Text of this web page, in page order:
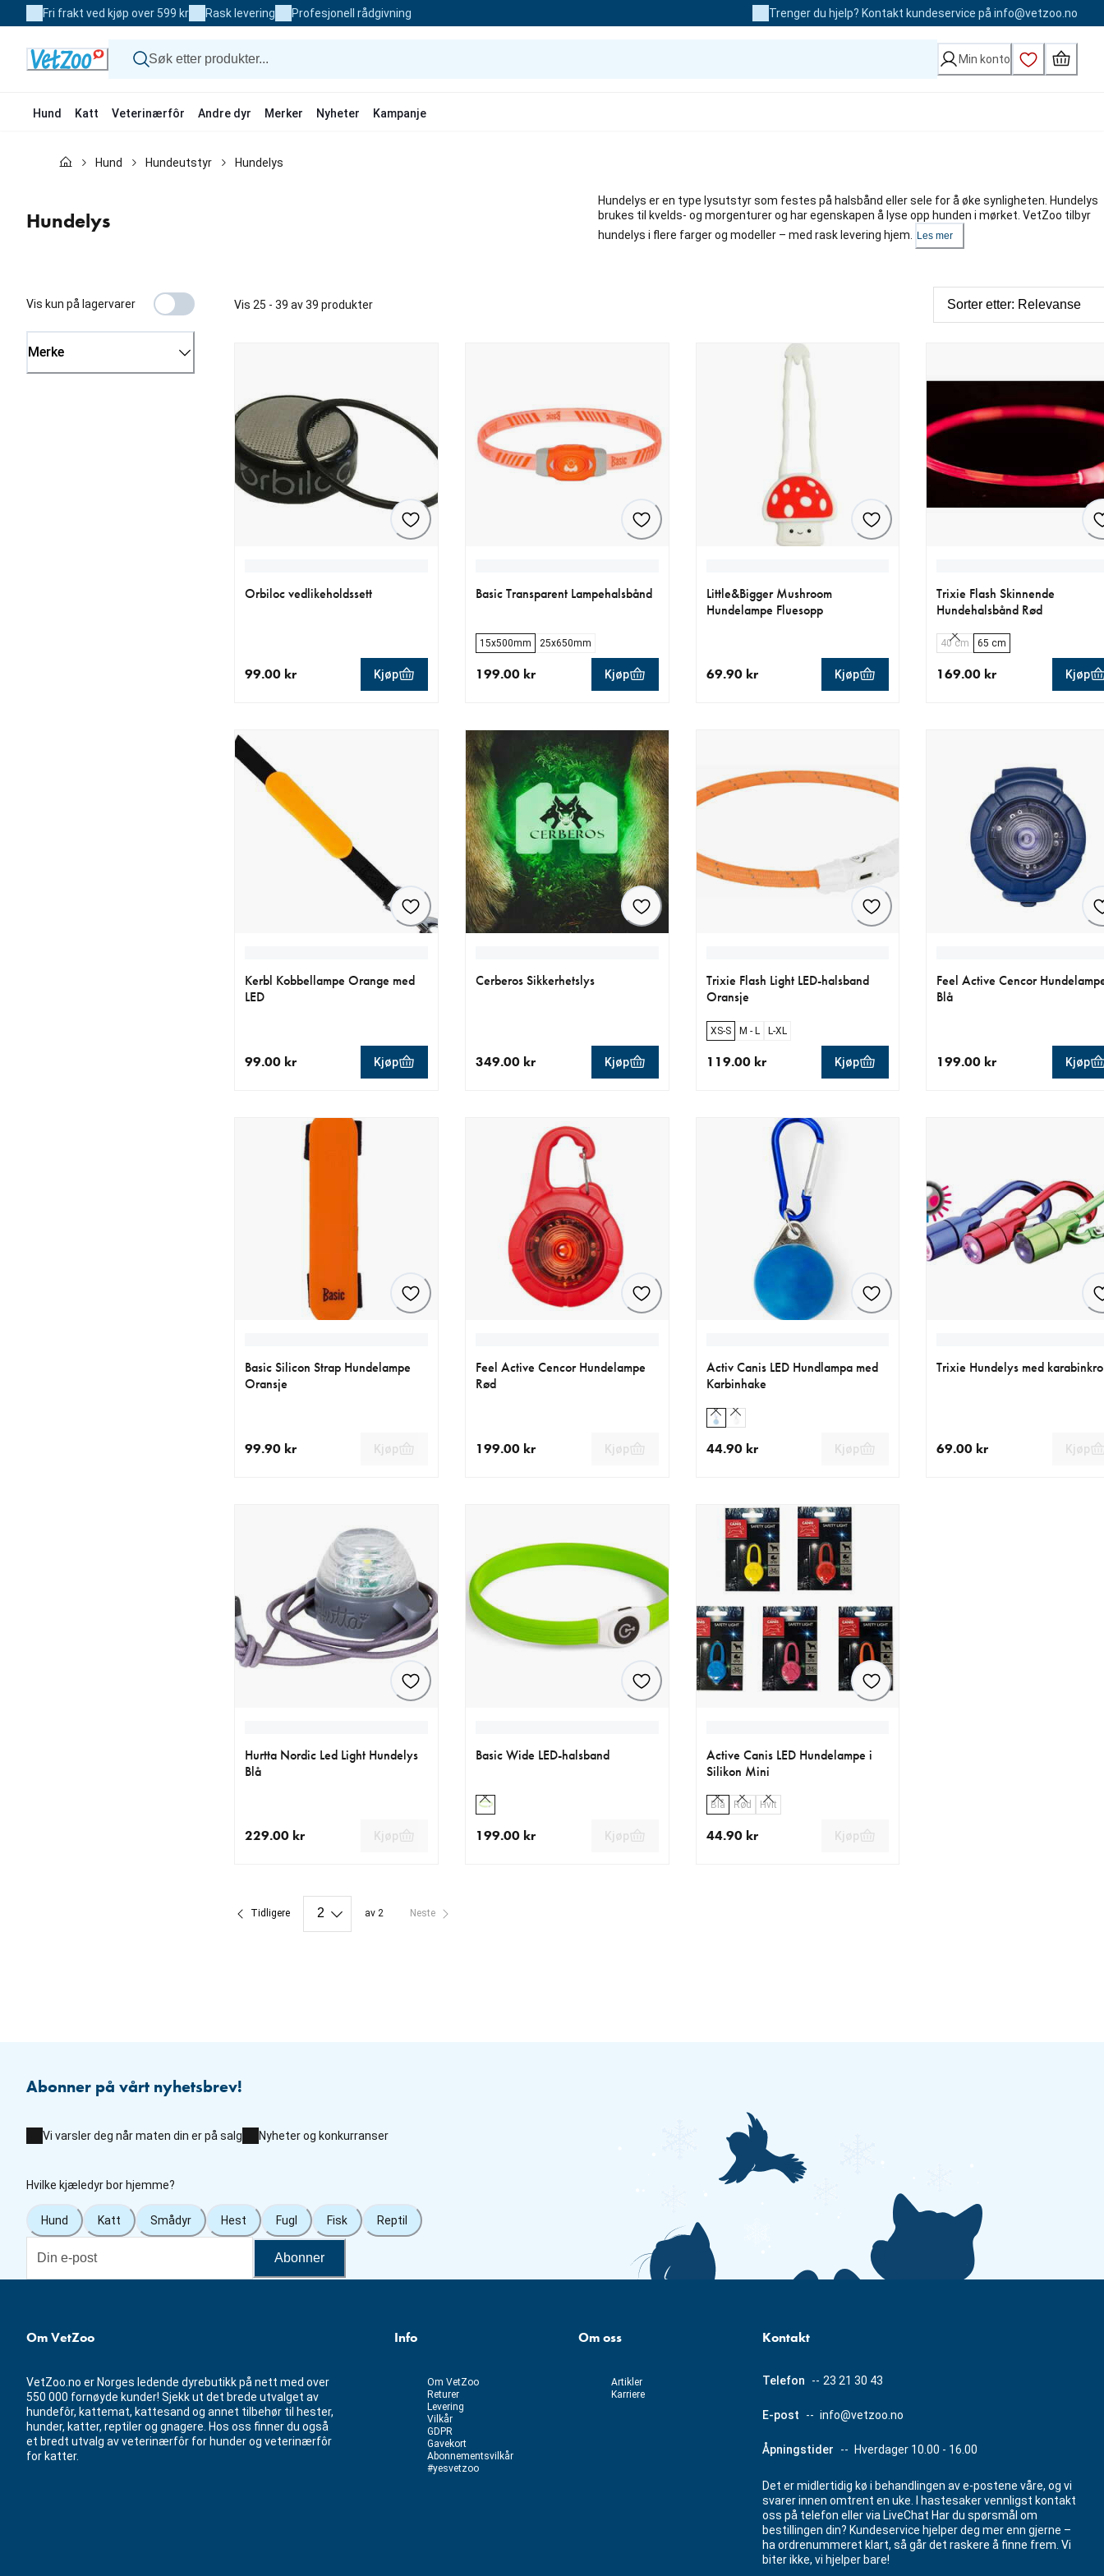
to
Fri frakt ved kjøp over 599 kr Rask levering Profesjonell rådgivning Trenger du hjelp? Kontakt kundeservice på info@vetzoo.no
Min konto
Hund Katt Veterinærfôr Andre dyr Merker Nyheter Kampanje
Merker
Nyheter
Hund Hundeutstyr Hundelys
Hundelys
Hundelys er en type lysutstyr som festes på halsbånd eller sele for å øke synligheten. Hundelys
brukes til kvelds- og morgenturer og har egenskapen å lyse opp hunden i mørket. VetZoo tilbyr
hundelys i flere farger og modeller – med rask levering hjem.
Les mer
Vis kun på lagervarer
Merke
Vis 25 - 39 av 39 produkter
Orbiloc vedlikeholdssett
99.00 kr Kjøp
Basic Transparent Lampehalsbånd
15x500mm 25x650mm
199.00 kr Kjøp
Little&Bigger Mushroom
Hundelampe Fluesopp
69.90 kr Kjøp
Trixie Flash Skinnende
Hundehalsbånd Rød
40 cm 65 cm
169.00 kr Kjøp
Kerbl Kobbellampe Orange med
LED
99.00 kr Kjøp
Cerberos Sikkerhetslys
349.00 kr Kjøp
Trixie Flash Light LED-halsband
Oransje
XS-S M - L L-XL
119.00 kr Kjøp
Feel Active Cencor
Blå
199.00 kr Kjøp
Basic Silicon Strap Hundelampe
Oransje
99.90 kr Kjøp
Feel Active Cencor Hundelampe
Rød
199.00 kr Kjøp
Activ Canis LED Hundlampa med
Karbinhake
44.90 kr Kjøp
Trixie Hundelys med
69.00 kr Kjøp
Hurtta Nordic Led Light Hundelys
Blå
229.00 kr Kjøp
Basic Wide LED-halsband
199.00 kr Kjøp
Active Canis LED Hundelampe i
Silikon Mini
Blå Rød Hvit
44.90 kr Kjøp
Tidligere av 2 Neste
Abonner på vårt nyhetsbrev!
Vi varsler deg når maten din er på salg Nyheter og konkurranser
Hvilke kjæledyr bor hjemme?
Hund Katt Smådyr Hest Fugl Fisk Reptil
Abonner
Om VetZoo
VetZoo.no er Norges ledende dyrebutikk på nett med over
550 000 fornøyde kunder! Sjekk ut det brede utvalget av
hundefôr, kattemat, kattesand og annet tilbehør til hester,
hunder, katter, reptiler og gnagere. Hos oss finner du også
et bredt utvalg av veterinærfôr for hunder og veterinærfôr
for katter.
Info
Om VetZoo
Returer
Levering
Vilkår
GDPR
Gavekort
Abonnementsvilkår
#yesvetzoo
Om oss
Artikler
Karriere
Kontakt
Telefon -- 23 21 30 43
E-post -- info@vetzoo.no
Åpningstider -- Hverdager 10.00 - 16.00
Det er midlertidig kø i behandlingen av e-postene våre, og vi
svarer innen omtrent en uke. I hastesaker vennligst kontakt
oss på telefon eller via LiveChat Har du spørsmål om
bestillingen din? Kundeservice hjelper deg mer enn gjerne –
ha ordrenummeret klart, så går det raskere å finne frem. Vi
biter ikke, vi hjelper bare!